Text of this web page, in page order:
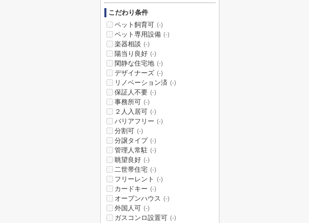
こだわり条件
ペット飼育可 (-)
ペット専用設備 (-)
楽器相談 (-)
陽当り良好 (-)
閑静な住宅地 (-)
デザイナーズ (-)
リノベーション済 (-)
保証人不要 (-)
事務所可 (-)
２人入居可 (-)
バリアフリー (-)
分割可 (-)
分譲タイプ (-)
管理人常駐 (-)
眺望良好 (-)
二世帯住宅 (-)
フリーレント (-)
カードキー (-)
オープンハウス (-)
外国人可 (-)
ガスコンロ設置可 (-)